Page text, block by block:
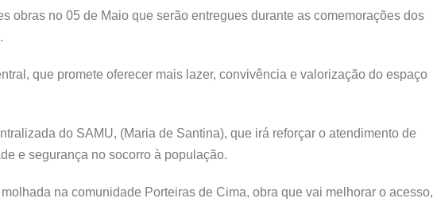
obras no 05 de Maio que serão entregues durante as comemorações dos
que promete oferecer mais lazer, convivência e valorização do espaço
do SAMU, (Maria de Santina), que irá reforçar o atendimento de
e segurança no socorro à população.
na comunidade Porteiras de Cima, obra que vai melhorar o acesso,